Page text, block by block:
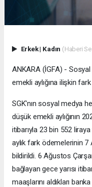
Erkek| Kadın (Haberi
ANKARA (İGFA) -
emekli aylığına ilişkin
SGK'nın sosyal medya
düşük emekli aylığının
itibarıyla 23 bin 552
aylık fark ödemelerinin 7
bildirildi. 6 Ağustos
bağlayan gece yarısı
maaşlarını aldıkları